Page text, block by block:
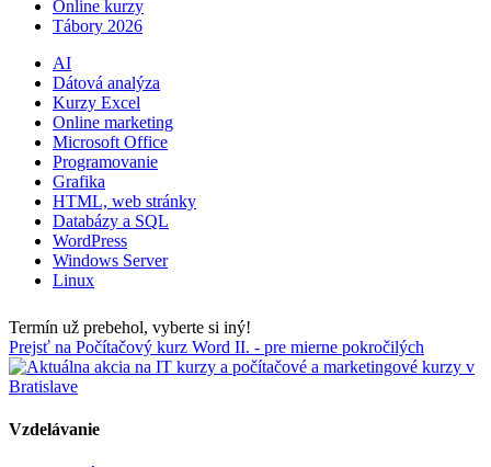
Online kurzy
Tábory 2026
AI
Dátová analýza
Kurzy Excel
Online marketing
Microsoft Office
Programovanie
Grafika
HTML, web stránky
Databázy a SQL
WordPress
Windows Server
Linux
Termín už prebehol, vyberte si iný!
Prejsť na Počítačový kurz Word II. - pre mierne pokročilých
Vzdelávanie